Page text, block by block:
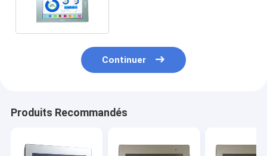
Continuer
Produits Recommandés